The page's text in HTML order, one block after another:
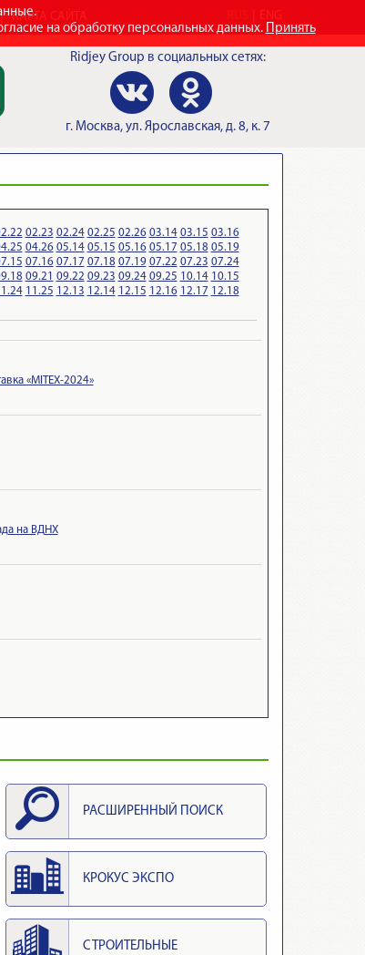
на обработку персональных данных. Принять
КАРТА САЙТА
Ridjey Group в социальных сетях:
г. Москва, ул. Ярославская, д. 8, к. 7
02.23 02.24 02.25 02.26 03.14 03.15 03.16
04.26 05.14 05.15 05.16 05.17 05.18 05.19
07.16 07.17 07.18 07.19 07.22 07.23 07.24
09.21 09.22 09.23 09.24 09.25 10.14 10.15
11.25 12.13 12.14 12.15 12.16 12.17 12.18
«MITEX-2024»
на ВДНХ
РАСШИРЕННЫЙ ПОИСК
КРОКУС ЭКСПО
СТРОИТЕЛЬНЫЕ